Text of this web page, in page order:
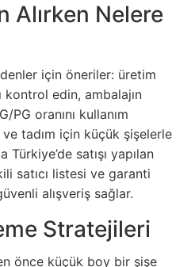
Alırken Nelere
için öneriler: üretim
kontrol edin, ambalajın
PG oranını kullanım
ve tadım için küçük şişelerle
Türkiye’de satışı yapılan
satıcı listesi ve garanti
alışveriş sağlar.
Stratejileri
önce küçük boy bir şişe